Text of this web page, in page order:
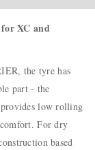
XC and
the tyre has
part - the
low rolling
For dry
based